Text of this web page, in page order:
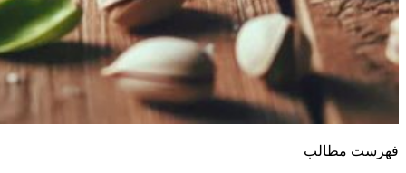
فهرست مطالب